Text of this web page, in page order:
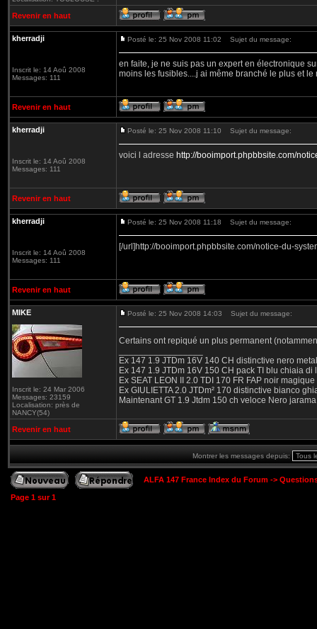
Revenir en haut
kherradji
Inscrit le: 14 Aoû 2008
Messages: 111
Posté le: 25 Nov 2008 11:02 Sujet du message:
en faite, je ne suis pas un expert en électronique
moins les fusibles....j ai même branché le plus et
Revenir en haut
kherradji
Inscrit le: 14 Aoû 2008
Messages: 111
Posté le: 25 Nov 2008 11:10 Sujet du message:
voici l adresse http://booimport.phpbbsite.com/
Revenir en haut
kherradji
Inscrit le: 14 Aoû 2008
Messages: 111
Posté le: 25 Nov 2008 11:18 Sujet du message:
[/url]http://booimport.phpbbsite.com/notice-du-
Revenir en haut
MIKE
Inscrit le: 24 Mar 2006
Messages: 23159
Localisation: près de
NANCY(54)
Posté le: 25 Nov 2008 14:03 Sujet du message:
Certains ont repiqué un plus permanent
Ex 147 1.9 JTDm 16V 140 CH distinctive nero
Ex 147 1.9 JTDm 16V 150 CH pack TI blu chiaia di
Ex SEAT LEON II 2.0 TDI 170 FR FAP noir magique
Ex GIULIETTA 2.0 JTDm² 170 distinctive bianco
Maintenant GT 1.9 Jtdm 150 ch veloce Nero jarama
Revenir en haut
Montrer les messages depuis:
ALFA 147 France Index du Forum ->
Page 1 sur1